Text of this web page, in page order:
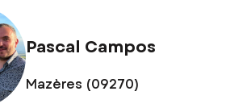
Pascal Campos
Mazères (09270)